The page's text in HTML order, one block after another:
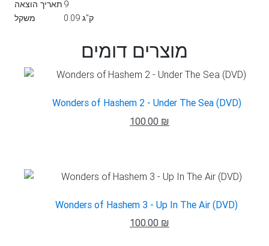
תאריך הוצאה 9
משקל
0.09 ק"ג
מוצרים דומים
Wonders of Hashem 2 - Under The Sea (DVD)
100.00 ₪
Wonders of Hashem 3 - Up In The Air (DVD)
100.00 ₪